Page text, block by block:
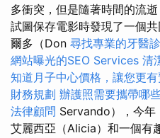
多衝突，但是隨著時間的流
試圖保存電影時發現了一個
爾多（Don 尋找專業的牙醫
網站曝光的SEO Services 清
知道月子中心價格，讓您更
財務規劃 辦護照需要攜帶哪
法律顧問 Servando），今年
艾麗西亞（Alicia）和一個有